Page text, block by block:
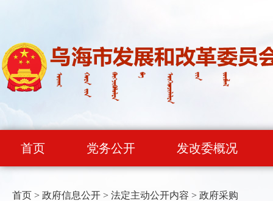
首页 党务公开 发改委概况
首页 > 政府信息公开 > 法定主动公开内容 > 政府采购